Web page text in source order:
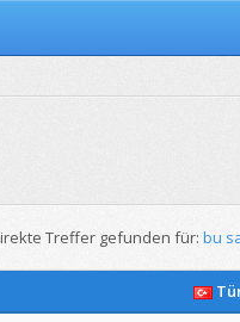
Treffer gefunden für: bu